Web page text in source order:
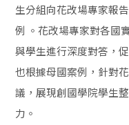
生分組向花改場專家報
例 。花改場專家對各國
與學生進行深度對答，
也根據母國案例，針對
議，展現創國學院學生
力。